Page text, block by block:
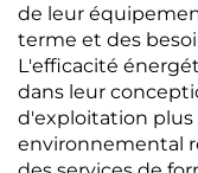
de leur
terme et des
L'efficacité
dans leur
d'exploitation
environnemental